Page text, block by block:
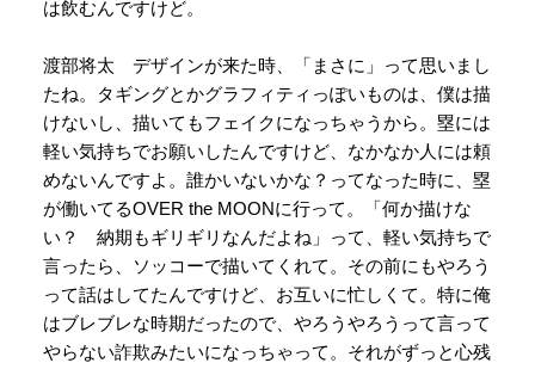
は飲むんですけど。
渡部将太 デザインが来た時、「まさに」って思いまし
たね。タギングとかグラフィティっぽいものは、僕は描
けないし、描いてもフェイクになっちゃうから。塁には
軽い気持ちでお願いしたんですけど、なかなか人には頼
めないんですよ。誰かいないかな？ってなった時に、塁
が働いてるOVER the MOONに行って。「何か描けな
い？ 納期もギリギリなんだよね」って、軽い気持ちで
言ったら、ソッコーで描いてくれて。その前にもやろう
って話はしてたんですけど、お互いに忙しくて。特に俺
はブレブレな時期だったので、やろうやろうって言って
やらない詐欺みたいになっちゃって。それがずっと心残